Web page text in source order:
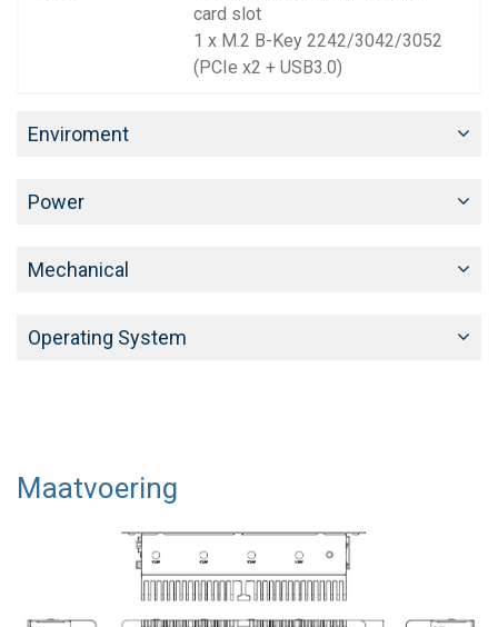
card slot
1 x M.2 B-Key 2242/3042/3052
(PCIe x2 + USB3.0)
Enviroment
Power
Mechanical
Operating System
Maatvoering